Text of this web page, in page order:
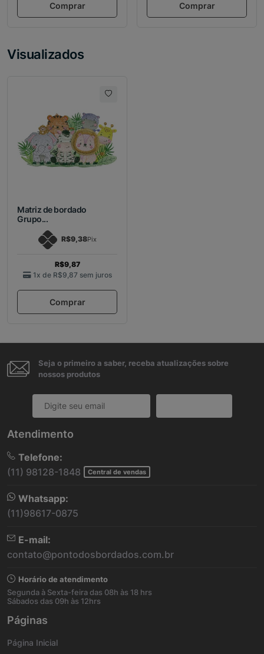
Comprar Comprar
Visualizados
Matriz de bordado
Grupo...
R$9,38Pix
R$9,87
1x de R$9,87 sem juros
Comprar
Seja o primeiro a saber, receba atualizações sobre
nossos produtos
Atendimento
Telefone:
(11) 98128-1848
Central de vendas
Whatsapp:
(11)98617-0875
E-mail:
contato@pontodosbordados.com.br
Horário de atendimento
Segunda à Sexta-feira das 08h às 18 hrs
Sábados das 09h às 12hrs
Páginas
Página Inicial